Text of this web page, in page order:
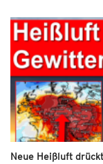
Neue Heißluft